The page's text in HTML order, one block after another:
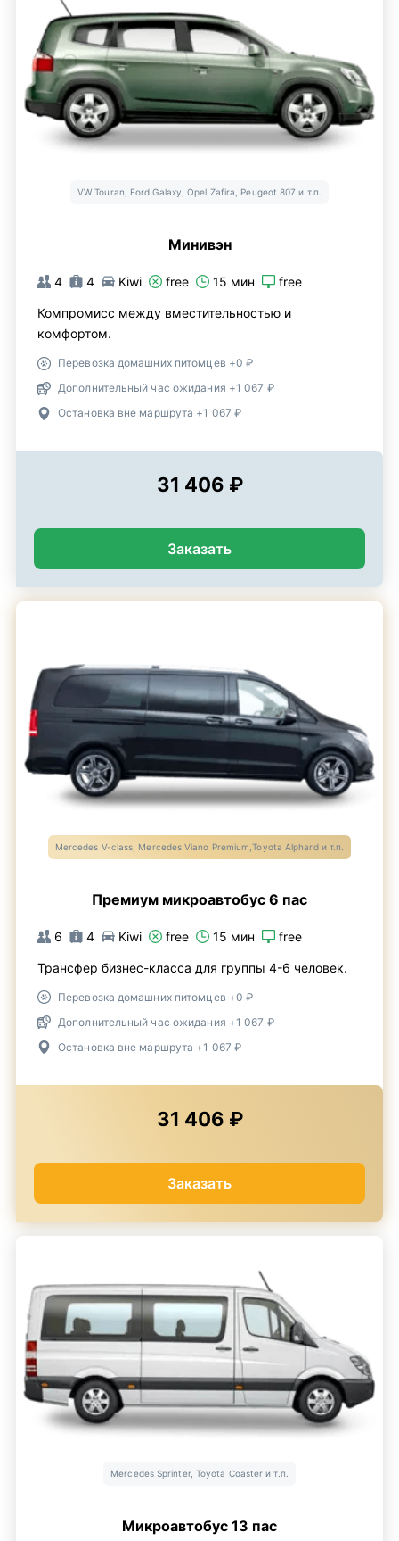
VW Touran, Ford Galaxy, Opel Zafira, Peugeot 807 и т.п.
Минивэн
4 4 Kiwi free 15 мин free
Компромисс между вместительностью и
комфортом.
Перевозка домашних питомцев +0 ₽
Дополнительный час ожидания +1 067 ₽
Остановка вне маршрута +1 067 ₽
31 406 ₽
Заказать
Mercedes V-class, Mercedes Viano Premium,Toyota Alphard и т.п.
Премиум микроавтобус 6 пас
6 4 Kiwi free 15 мин free
Трансфер бизнес-класса для группы 4-6 человек.
Перевозка домашних питомцев +0 ₽
Дополнительный час ожидания +1 067 ₽
Остановка вне маршрута +1 067 ₽
31 406 ₽
Заказать
Mercedes Sprinter, Toyota Coaster и т.п.
Микроавтобус 13 пас